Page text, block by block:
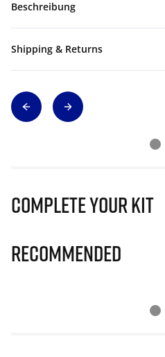
Beschreibung
Shipping & Returns
Complete Your Kit
Recommended